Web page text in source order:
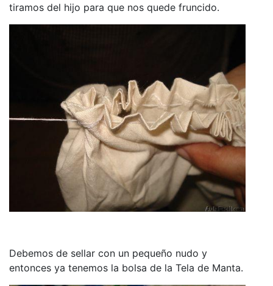
tiramos del hijo para que nos quede fruncido.
Debemos de sellar con un pequeño nudo y
entonces ya tenemos la bolsa de la Tela de Manta.